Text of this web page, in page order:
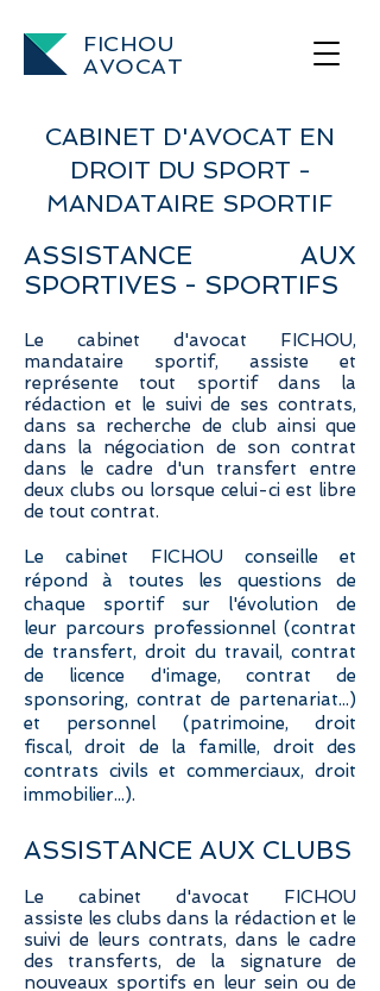
FICHOU
AVOCAT
CABINET D'AVOCAT EN
DROIT DU SPORT -
MANDATAIRE SPORTIF
ASSISTANCE AUX
SPORTIVES - SPORTIFS
Le cabinet d'avocat FICHOU,
mandataire sportif, assiste et
représente tout sportif dans la
rédaction et le suivi de ses contrats,
dans sa recherche de club ainsi que
dans la négociation de son contrat
dans le cadre d'un transfert entre
deux clubs ou lorsque celui-ci est libre
de tout contrat.
Le cabinet FICHOU conseille et
répond à toutes les questions de
chaque sportif sur l'évolution de
leur parcours professionnel (contrat
de transfert, droit du travail, contrat
de licence d'image, contrat de
sponsoring, contrat de partenariat...)
et personnel (patrimoine, droit
fiscal, droit de la famille, droit des
contrats civils et commerciaux, droit
immobilier...).
ASSISTANCE AUX CLUBS
Le cabinet d'avocat FICHOU
assiste les clubs dans la rédaction et le
suivi de leurs contrats, dans le cadre
des transferts, de la signature de
nouveaux sportifs en leur sein ou de